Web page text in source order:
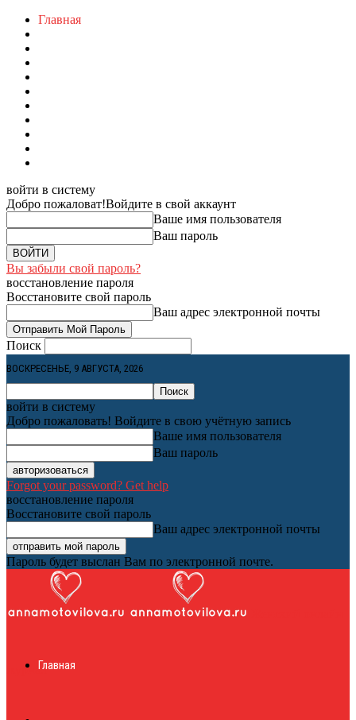
Главная
войти в систему
Добро пожаловат!Войдите в свой аккаунт
Ваше имя пользователя
Ваш пароль
Вы забыли свой пароль?
восстановление пароля
Восстановите свой пароль
Ваш адрес электронной почты
Поиск
ВОСКРЕСЕНЬЕ, 9 АВГУСТА, 2026
войти в систему
Добро пожаловать! Войдите в свою учётную запись
Ваше имя пользователя
Ваш пароль
Forgot your password? Get help
восстановление пароля
Восстановите свой пароль
Ваш адрес электронной почты
Пароль будет выслан Вам по электронной почте.
журналГлавная